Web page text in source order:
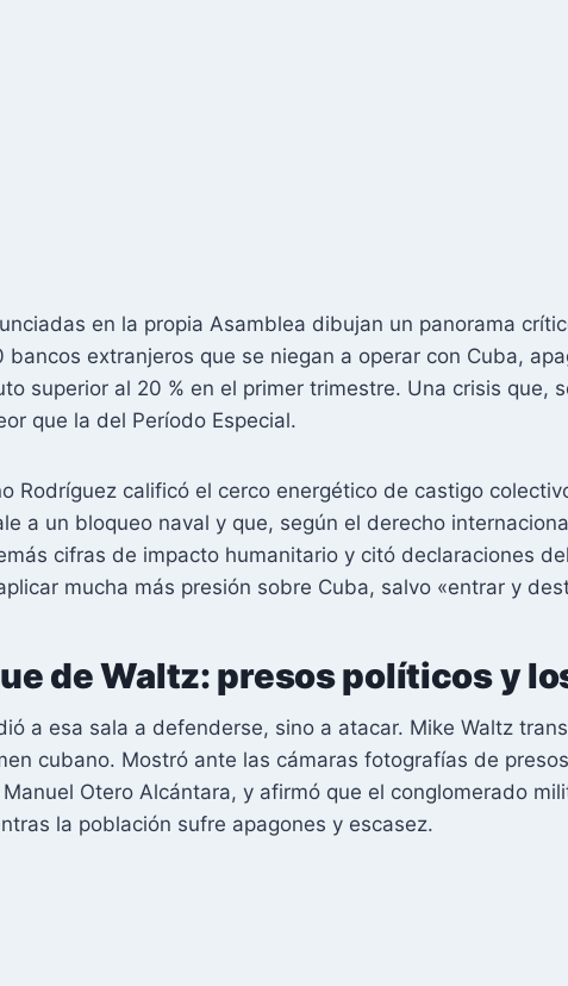
en la propia Asamblea dibujan un panorama
extranjeros que se niegan a operar con Cuba,
superior al 20 % en el primer trimestre. Una crisis que,
que la del Período Especial.
Rodríguez calificó el cerco energético de castigo
a un bloqueo naval y que, según el derecho
cifras de impacto humanitario y citó declaraciones
mucha más presión sobre Cuba, salvo «entrar y
de Waltz: presos políticos y
a esa sala a defenderse, sino a atacar. Mike Waltz
cubano. Mostró ante las cámaras fotografías de
Otero Alcántara, y afirmó que el conglomerado
la población sufre apagones y escasez.